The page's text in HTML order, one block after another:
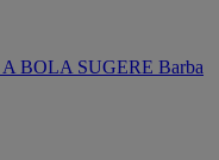
A BOLA SUGERE Barba